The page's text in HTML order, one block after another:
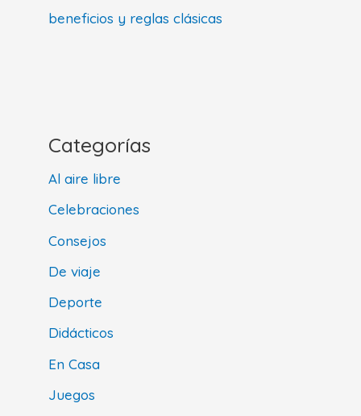
beneficios y reglas clásicas
Categorías
Al aire libre
Celebraciones
Consejos
De viaje
Deporte
Didácticos
En Casa
Juegos